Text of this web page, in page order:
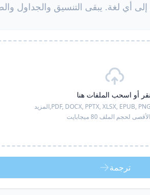
لغة. يبقى التنسيق والجداول
أو اسحب الملفات هنا
PDF, DOCX, PPTX, XLSX, EPUB, المزيد
لحجم الملف 80 ميجابايت
ترجمة